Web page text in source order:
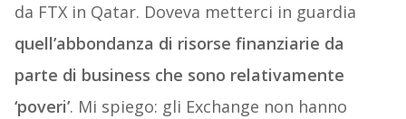
da FTX in Qatar. Doveva metterci in guardia
quell’abbondanza di risorse finanziarie da
parte di business che sono relativamente
‘poveri’. Mi spiego: gli Exchange non hanno